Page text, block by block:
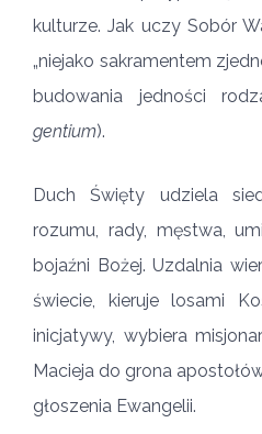
kulturze. Jak uczy Sobór
„niejako sakramentem
budowania jedności
gentium).
Duch Święty udziela
rozumu, rady, męstwa,
bojaźni Bożej. Uzdalnia
świecie, kieruje losami
inicjatywy, wybiera
Macieja do grona
głoszenia Ewangelii.